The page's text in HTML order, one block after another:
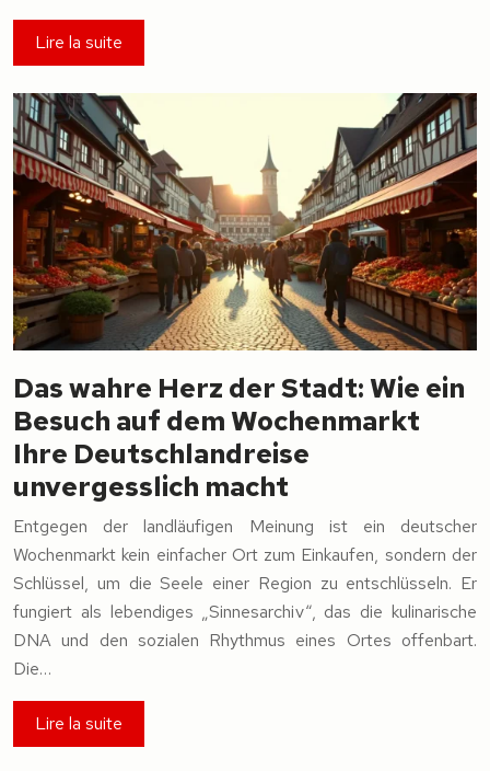
Lire la suite
Das wahre Herz der Stadt: Wie ein
Besuch auf dem Wochenmarkt
Ihre Deutschlandreise
unvergesslich macht
Entgegen der landläufigen Meinung ist ein deutscher
Wochenmarkt kein einfacher Ort zum Einkaufen, sondern der
Schlüssel, um die Seele einer Region zu entschlüsseln. Er
fungiert als lebendiges „Sinnesarchiv“, das die kulinarische
DNA und den sozialen Rhythmus eines Ortes offenbart.
Die…
Lire la suite